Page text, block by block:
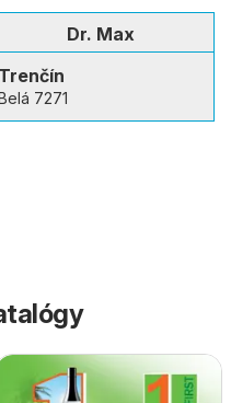
Dr. Max
Trenčín
7271